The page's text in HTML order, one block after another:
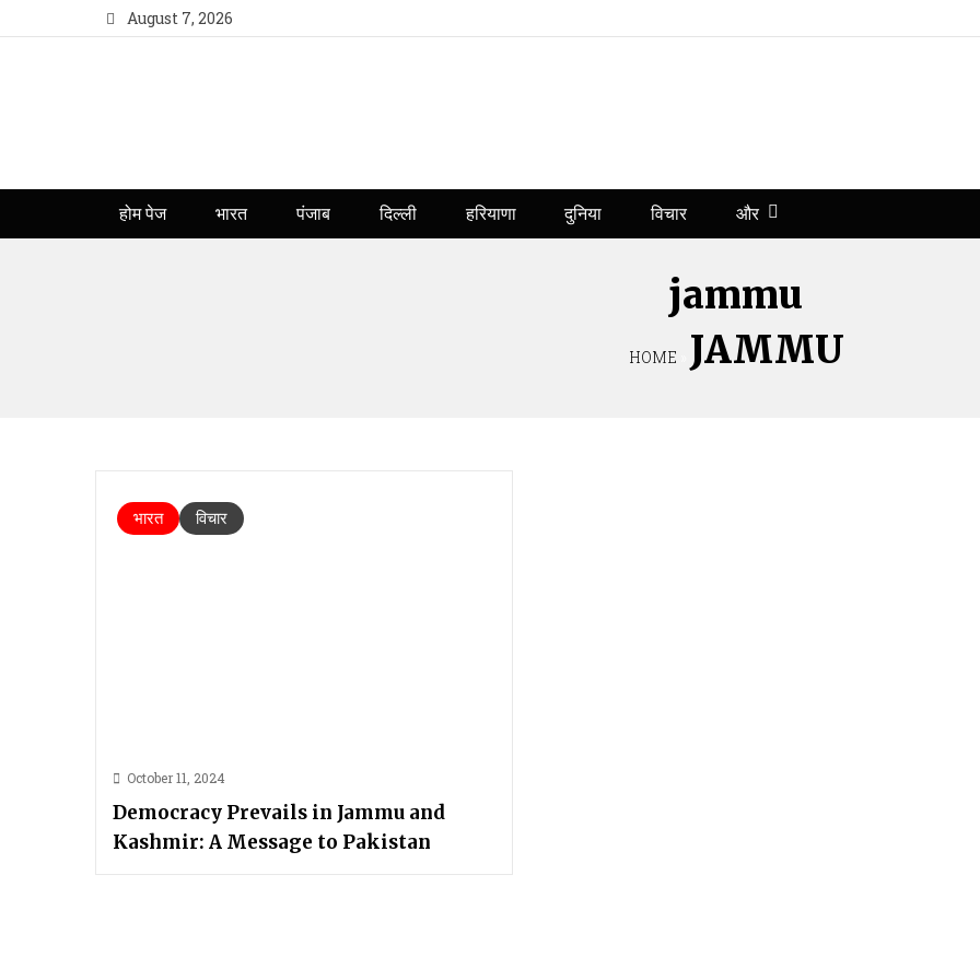
August 7, 2026
होम पेज भारत पंजाब दिल्ली हरियाणा दुनिया विचार और
jammu
HOME JAMMU
October 11, 2024
Democracy Prevails in Jammu and
Kashmir: A Message to Pakistan
भारत विचार